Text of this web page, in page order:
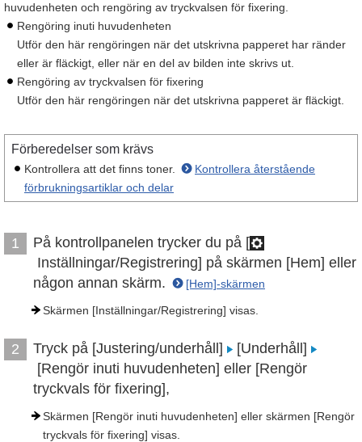
huvudenheten och rengöring av tryckvalsen för fixering.
Rengöring inuti huvudenheten
Utför den här rengöringen när det utskrivna papperet har ränder
eller är fläckigt, eller när en del av bilden inte skrivs ut.
Rengöring av tryckvalsen för fixering
Utför den här rengöringen när det utskrivna papperet är fläckigt.
Förberedelser som krävs
Kontrollera att det finns toner.
Kontrollera återstående
förbrukningsartiklar och delar
1
På kontrollpanelen trycker du på [
Inställningar/Registrering] på skärmen [Hem] eller
någon annan skärm.
[Hem]-skärmen
Skärmen [Inställningar/Registrering] visas.
2 Tryck på [Justering/underhåll]
[Underhåll]
[Rengör inuti huvudenheten] eller [Rengör
tryckvals för fixering],
Skärmen [Rengör inuti huvudenheten] eller skärmen [Rengör
tryckvals för fixering] visas.